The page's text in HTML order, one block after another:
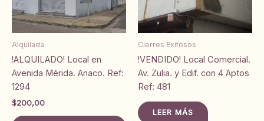
Alquilada
!ALQUILADO! Local en
Avenida Mérida. Anaco. Ref:
1294
$200,00
Cierres Exitosos
!VENDIDO! Local Comercial.
Av. Zulia. y Edif. con 4 Aptos
Ref: 481
LEER MÁS